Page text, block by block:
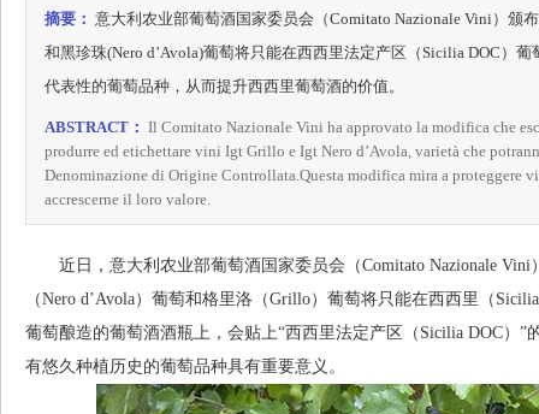
摘要： 意大利农业部葡萄酒国家委员会（Comitato Nazionale Vini）颁
和黑珍珠(Nero d’Avola)葡萄将只能在西西里法定产区（Sicilia DOC）
代表性的葡萄品种，从而提升西西里葡萄酒的价值。
ABSTRACT： Il Comitato Nazionale Vini ha approvato la modifica che
produrre ed etichettare vini Igt Grillo e Igt Nero d’Avola, varietà che
Denominazione di Origine Controllata.Questa modifica mira a proteggere
accrescerne il loro valore.
近日，意大利农业部葡萄酒国家委员会（Comitato Nazionale Vini
（Nero d’Avola）葡萄和格里洛（Grillo）葡萄将只能在西西里（
葡萄酿造的葡萄酒酒瓶上，会贴上“西西里法定产区（Sicilia DOC）
有悠久种植历史的葡萄品种具有重要意义。